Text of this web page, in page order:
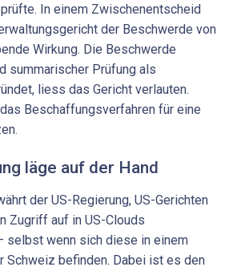
In einem Zwischenentscheid
der Beschwerde von
Wirkung. Die Beschwerde
summarischer Prüfung als
liess das Gericht verlauten.
Beschaffungsverfahren für eine
läge auf der Hand
der US-Regierung, US-Gerichten
Zugriff auf in US-Clouds
selbst wenn sich diese in einem
Schweiz befinden. Dabei ist es den